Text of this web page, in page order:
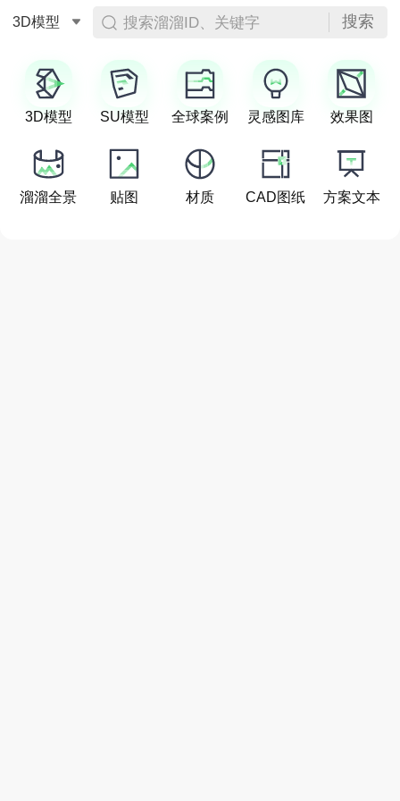
3D模型 搜索溜溜ID、关键字 搜索
3D模型 SU模型 全球案例 灵感图库 效果图
溜溜全景 贴图 材质 CAD图纸 方案文本